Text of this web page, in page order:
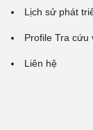
Lịch sử phát
Profile Tra cứu
Liên hệ